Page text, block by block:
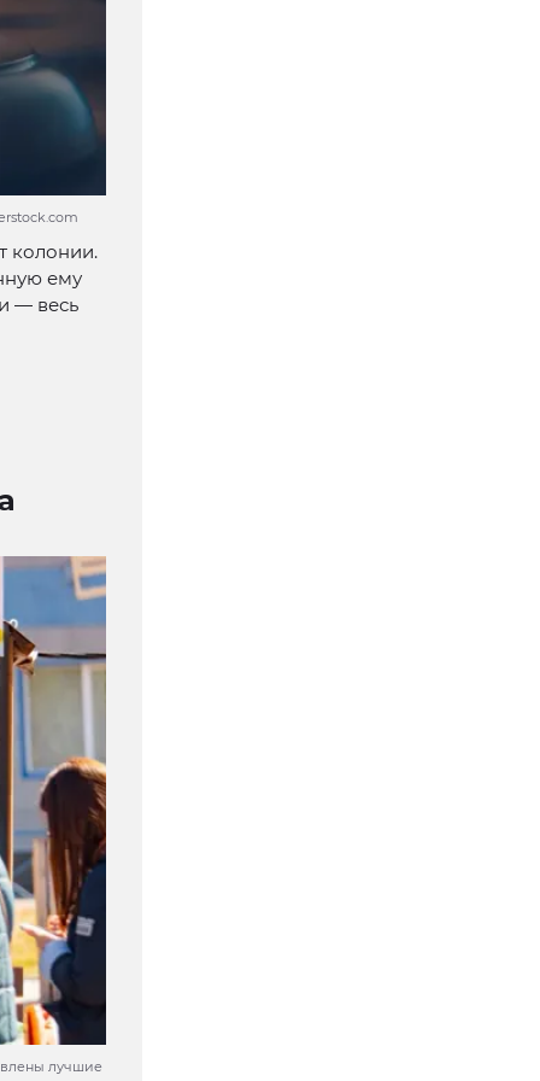
колонии.
ему
— весь
лучшие